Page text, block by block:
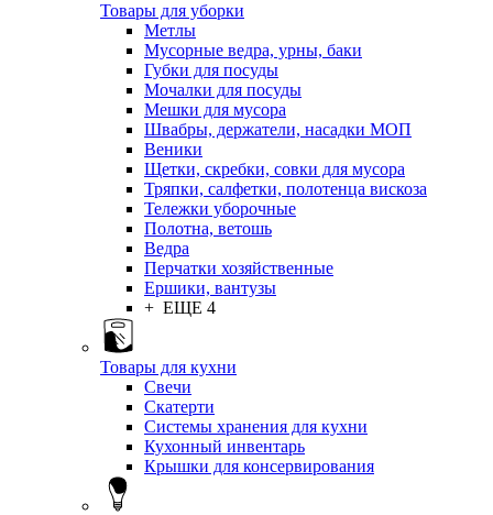
Товары для уборки
Метлы
Мусорные ведра, урны, баки
Губки для посуды
Мочалки для посуды
Мешки для мусора
Швабры, держатели, насадки МОП
Веники
Щетки, скребки, совки для мусора
Тряпки, салфетки, полотенца вискоза
Тележки уборочные
Полотна, ветошь
Ведра
Перчатки хозяйственные
Ершики, вантузы
+ ЕЩЕ 4
Товары для кухни
Свечи
Скатерти
Системы хранения для кухни
Кухонный инвентарь
Крышки для консервирования